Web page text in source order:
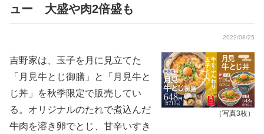
ュー 大盛や肉2倍盛も
2022/08/25
（写真3枚）
吉野家は、玉子を月に見立てた
「月見牛とじ御膳」と「月見牛と
じ丼」を秋季限定で販売してい
る。オリジナルのたれで煮込んだ
牛肉を溶き卵でとじ、甘辛いすき